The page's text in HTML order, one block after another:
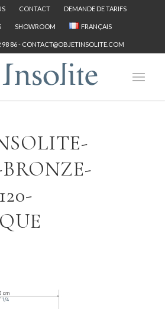
CONTACT DEMANDE DE TARIFS
SHOWROOM FRANÇAIS
86 - CONTACT@OBJETINSOLITE.COM